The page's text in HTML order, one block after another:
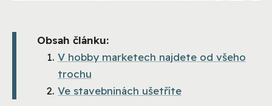
Obsah článku:
V hobby marketech najdete od všeho
trochu
Ve stavebninách ušetříte